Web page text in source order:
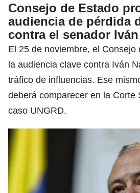
Consejo de Estado
audiencia de pérdida
contra el senador Iván
El 25 de noviembre, el Consejo
la audiencia clave contra Iván
tráfico de influencias. Ese
deberá comparecer en la Corte
caso UNGRD.